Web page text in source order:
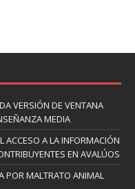
VERSIÓN DE VENTANA
MEDIA
ACCESO A LA INFORMACIÓN
EN AVALÚOS
POR MALTRATO ANIMAL